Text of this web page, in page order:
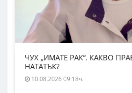
ЧУХ „ИМАТЕ РАК“. КАКВО
НАТАТЪК?
10.08.2026 09:18ч.